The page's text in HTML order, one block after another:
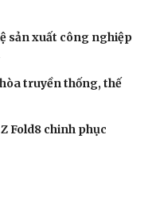
sản xuất công nghiệp
truyền thống, thế
Fold8 chinh phục